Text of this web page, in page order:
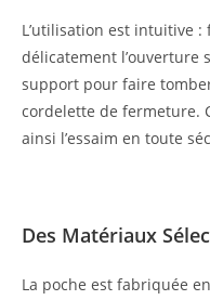
L’utilisation est intuitive
délicatement l’ouverture
support pour faire
cordelette de fermeture.
ainsi l’essaim en toute
Des Matériaux
La poche est fabriquée